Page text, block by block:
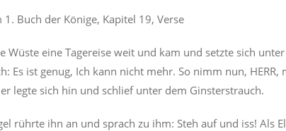
Buch der Könige, Kapitel 19, Verse
Wüste eine Tagereise weit und kam und setzte sich
Es ist genug, Ich kann nicht mehr. So nimm nun,
legte sich hin und schlief unter dem Ginsterstrauch.
rührte ihn an und sprach zu ihm: Steh auf und iss! Als